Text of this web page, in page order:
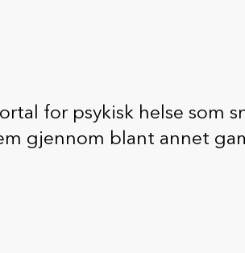
for psykisk helse som
gjennom blant annet